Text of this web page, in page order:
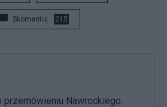
Skomentuj 215
przemówieniu Nawrockiego.